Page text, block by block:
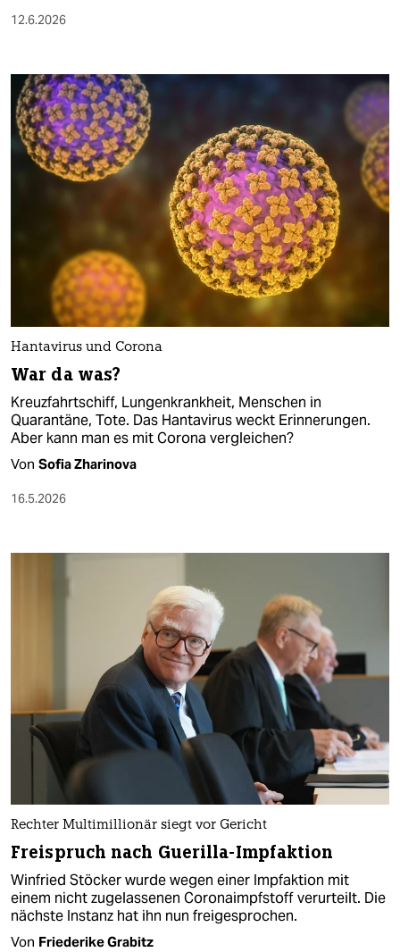
12.6.2026
Hantavirus und Corona
War da was?
Kreuzfahrtschiff, Lungenkrankheit, Menschen in
Quarantäne, Tote. Das Hantavirus weckt Erinnerungen.
Aber kann man es mit Corona vergleichen?
Von Sofia Zharinova
16.5.2026
Rechter Multimillionär siegt vor Gericht
Freispruch nach Guerilla-Impfaktion
Winfried Stöcker wurde wegen einer Impfaktion mit
einem nicht zugelassenen Coronaimpfstoff verurteilt. Die
nächste Instanz hat ihn nun freigesprochen.
Von Friederike Grabitz